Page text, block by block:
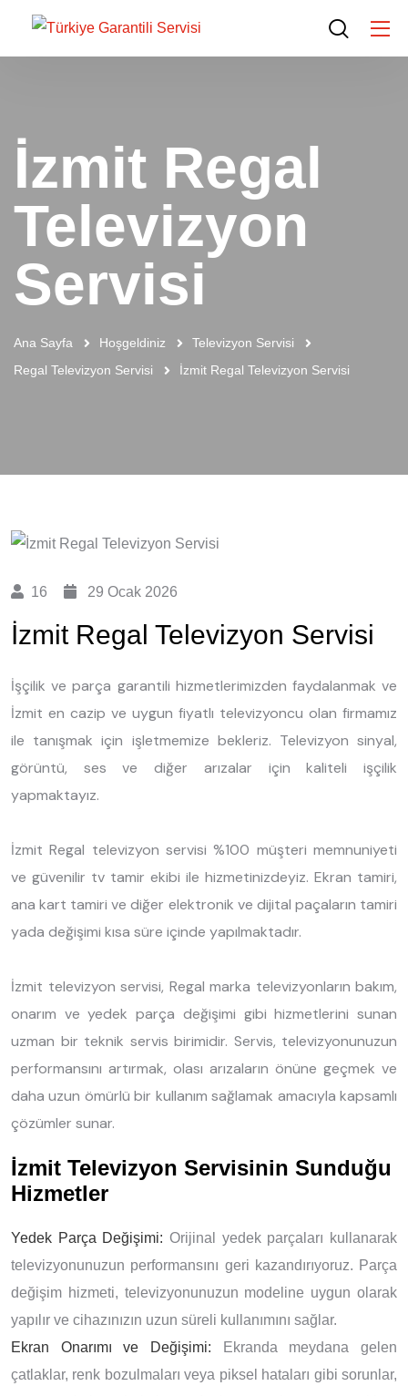
İzmit Regal
Televizyon
Servisi
Ana Sayfa Hoşgeldiniz
Televizyon Servisi
Regal Televizyon Servisi
İzmit Regal Televizyon Servisi
16 29 Ocak 2026
İzmit Regal Televizyon Servisi
İşçilik ve parça garantili hizmetlerimizden faydalanmak ve
İzmit en cazip ve uygun fiyatlı televizyoncu olan firmamız
ile tanışmak için işletmemize bekleriz. Televizyon sinyal,
görüntü, ses ve diğer arızalar için kaliteli işçilik
yapmaktayız.
İzmit Regal televizyon servisi %100 müşteri memnuniyeti
ve güvenilir tv tamir ekibi ile hizmetinizdeyiz. Ekran tamiri,
ana kart tamiri ve diğer elektronik ve dijital paçaların tamiri
yada değişimi kısa süre içinde yapılmaktadır.
İzmit televizyon servisi, Regal marka televizyonların bakım,
onarım ve yedek parça değişimi gibi hizmetlerini sunan
uzman bir teknik servis birimidir. Servis, televizyonunuzun
performansını artırmak, olası arızaların önüne geçmek ve
daha uzun ömürlü bir kullanım sağlamak amacıyla kapsamlı
çözümler sunar.
İzmit Televizyon Servisinin Sunduğu
Hizmetler
Yedek Parça Değişimi: Orijinal yedek parçaları kullanarak
televizyonunuzun performansını geri kazandırıyoruz. Parça
değişim hizmeti, televizyonunuzun modeline uygun olarak
yapılır ve cihazınızın uzun süreli kullanımını sağlar.
Ekran Onarımı ve Değişimi: Ekranda meydana gelen
çatlaklar, renk bozulmaları veya piksel hataları gibi sorunlar,